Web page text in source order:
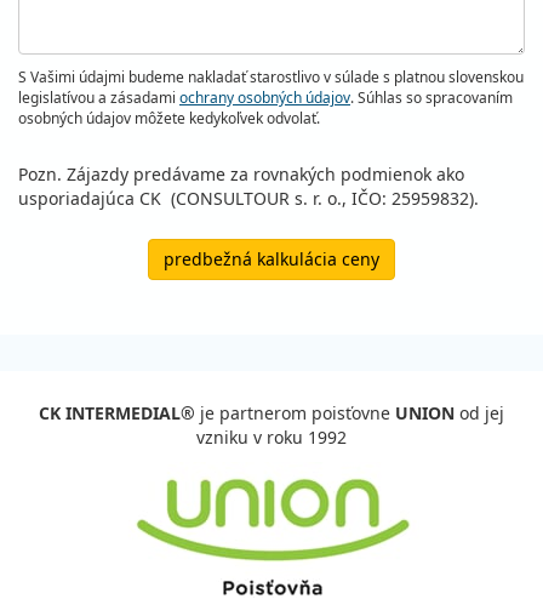
S Vašimi údajmi budeme nakladať starostlivo v súlade s platnou slovenskou
legislatívou a zásadami ochrany osobných údajov. Súhlas so spracovaním
osobných údajov môžete kedykoľvek odvolať.
Pozn. Zájazdy predávame za rovnakých podmienok ako
usporiadajúca CK (CONSULTOUR s. r. o., IČO: 25959832).
predbežná kalkulácia ceny
CK INTERMEDIAL® je partnerom poisťovne UNION od jej
vzniku v roku 1992